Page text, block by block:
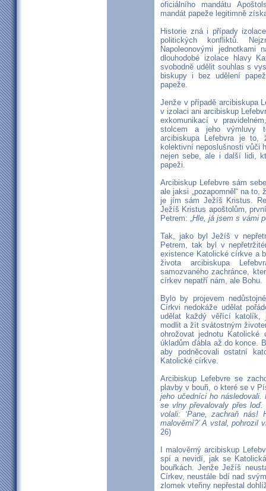
oficiálního mandátu
mandát papeže legitimně
Historie zná i případy
politických konfliktů.
Napoleonovými
dlouhodobé izolace hlavy
svobodně udělit souhlas s
biskupy i bez udělení
papeže.
Jenže v případě arcibiskupa
v izolaci ani arcibiskup
exkomunikací v
stolcem a jeho výmluvy
arcibiskupa Lefebvra je to,
kolektivní neposlušnosti vůči
nejen sebe, ale i další lidi,
papeži.
Arcibiskup Lefebvre sám
ale jaksi „pozapomněl“ na
je jím sám Ježíš Kristus.
Ježíš Kristus apoštolům,
Petrem: „Hle, já jsem s vámi
Tak, jako byl Ježíš v
Petrem, tak byl v
existence Katolické církve a
života arcibiskupa
samozvaného zachránce,
církev nepatří nám, ale Bohu.
Bylo by projevem
Církvi nedokáže udělat
udělat každý věřící katolík,
modlit a žít svátostným
ohrožovat jednotu
úkladům ďábla až do konce.
aby podněcovali ostatní
Katolické církve.
Arcibiskup Lefebvre se
plavby v bouři, o které se v
jeho učedníci ho
se vlny převalovaly přes
volali: ‘Pane, zachraň nás!
malověrní?’ A vstal, pohrozil
26)
I malověrný arcibiskup
spí a nevidí, jak se
bouřkách. Jenže Ježíš
Církev, neustále bdí nad
zlomek vteřiny nepřestal